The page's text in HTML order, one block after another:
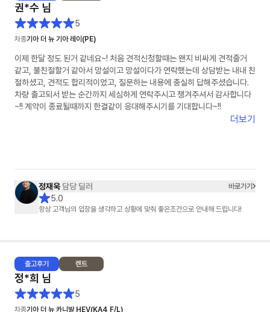
권*수 님
5
차종기아 더 뉴 기아 레이(PE)
이제 한달 정도 된거 같네요~! 처음 견적신청할때는 왠지 비싸게 견적줄거
같고, 불친절할거 같아서 망설이고 망설이다가 연락했는데 상담받는 내내 친
절하셨고, 견적도 합리적이었고, 질문하는 내용에 충실히 답해주셨습니다.
차량 출고되서 받는 순간까지 세심하게 연락주시고 챙겨주셔서 감사합니다
~!! 계약이 종료될때까지 한결같이 응대해주시기를 기대합니다~!!
더보기
정재욱 담당 딜러 바로가기
5.0
항상 고객님의 입장을 생각하고 상황에 맞춰 좋은조건으로 안내해 드립니다!
출고후기 렌트
정*희 님
5
차종기아 더 뉴 카니발 HEV(KA4 F/L)